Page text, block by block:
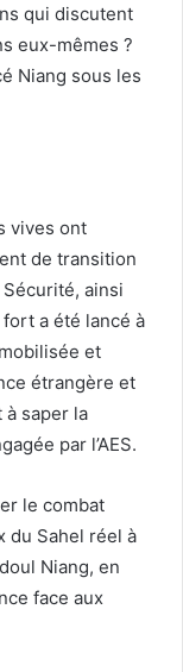
qui discutent
eux-mêmes ?
Niang sous les
vives ont
de transition
ainsi
fort a été lancé à
et
étrangère et
saper la
par l’AES.
le combat
du Sahel réel à
Niang, en
face aux